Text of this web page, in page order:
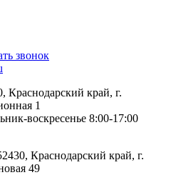
звонок
Краснодарский край, г.
1
воскресенье 8:00-17:00
Краснодарский край, г.
49